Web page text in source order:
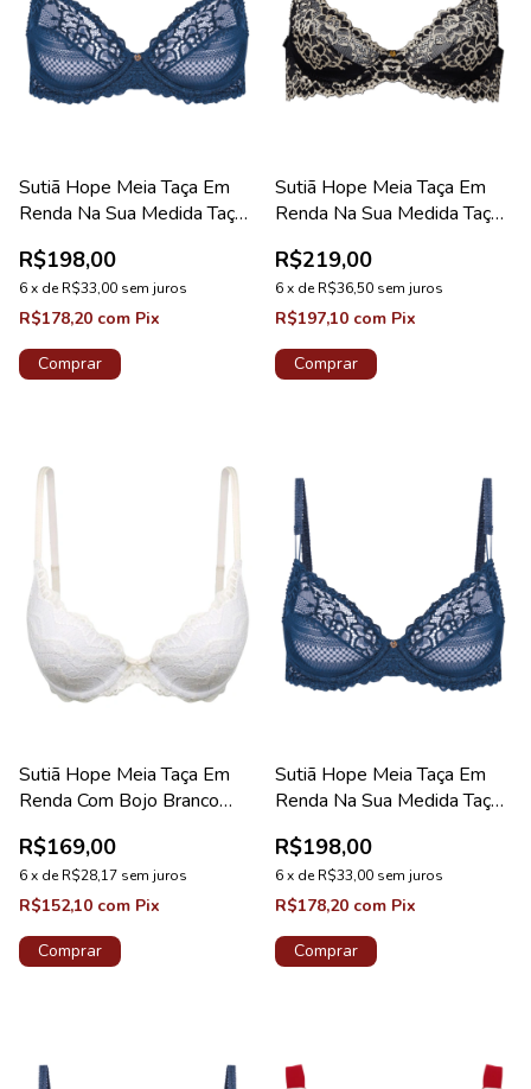
Sutiã Hope Meia Taça Em
Renda Na Sua Medida Taça
Valência
R$198,00
6x deR$33,00 sem juros
R$178,20 com Pix
Comprar
Sutiã Hope Meia Taça Em
Renda Na Sua Medida Taça
R$219,00
6x deR$36,50 sem juros
R$197,10 com Pix
Comprar
Sutiã Hope Meia Taça Em
Renda Com Bojo Branco
R$169,00
6x deR$28,17 sem juros
R$152,10 com Pix
Comprar
Sutiã Hope Meia Taça Em
Renda Na Sua Medida Taça
Valência
R$198,00
6x deR$33,00 sem juros
R$178,20 com Pix
Comprar